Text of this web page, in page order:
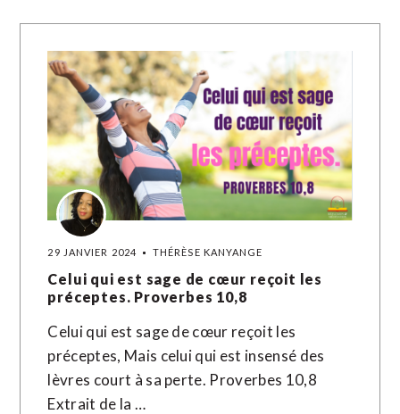
29 JANVIER 2024 THÉRÈSE KANYANGE
Celui qui est sage de cœur reçoit les
préceptes. Proverbes 10,8
Celui qui est sage de cœur reçoit les
préceptes, Mais celui qui est insensé des
lèvres court à sa perte. Proverbes 10,8
Extrait de la …